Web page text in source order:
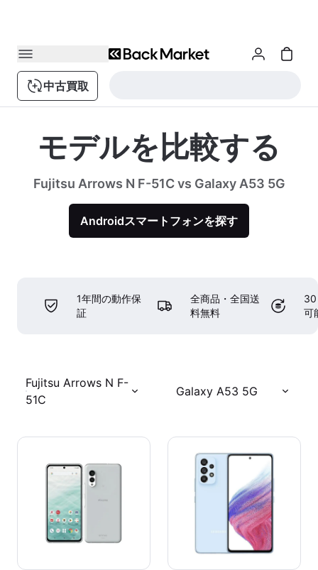
中古買取
モデルを比較する
Fujitsu Arrows N F-51C vs Galaxy A53 5G
Androidスマートフォンを探す
1年間の動作保
証
全商品・全国送
料無料
30
可
Fujitsu Arrows N F-
51C
Galaxy A53 5G